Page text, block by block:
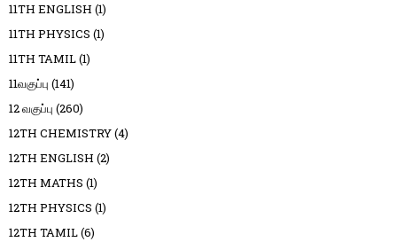
11TH ENGLISH (1)
11TH PHYSICS (1)
11TH TAMIL(1)
11வகுப்பு (141)
12 வகுப்பு (260)
12TH CHEMISTRY(4)
12TH ENGLISH (2)
12TH MATHS (1)
12TH PHYSICS (1)
12TH TAMIL(6)